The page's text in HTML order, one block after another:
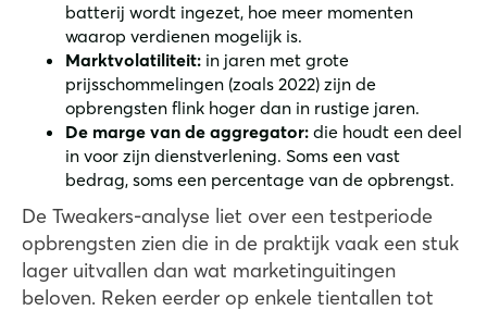
batterij wordt ingezet, hoe meer momenten
waarop verdienen mogelijk is.
Marktvolatiliteit: in jaren met grote
prijsschommelingen (zoals 2022) zijn de
opbrengsten flink hoger dan in rustige jaren.
De marge van de aggregator: die houdt een deel
in voor zijn dienstverlening. Soms een vast
bedrag, soms een percentage van de opbrengst.
De Tweakers-analyse liet over een testperiode
opbrengsten zien die in de praktijk vaak een stuk
lager uitvallen dan wat marketinguitingen
beloven. Reken eerder op enkele tientallen tot